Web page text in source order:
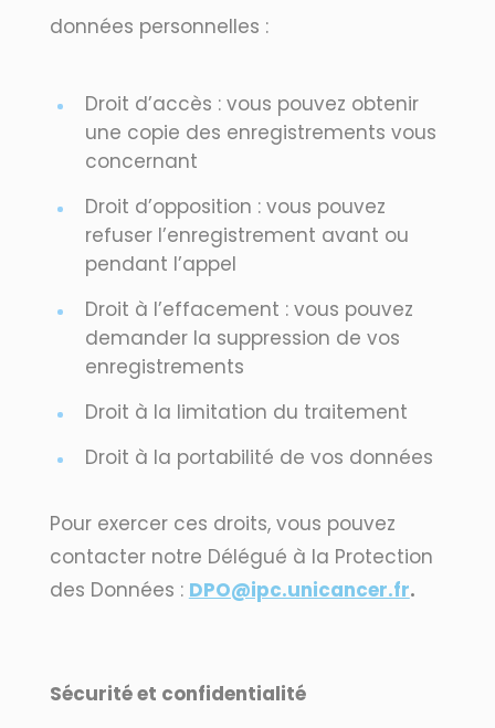
données personnelles :
Droit d’accès : vous pouvez obtenir
une copie des enregistrements vous
concernant
Droit d’opposition : vous pouvez
refuser l’enregistrement avant ou
pendant l’appel
Droit à l’effacement : vous pouvez
demander la suppression de vos
enregistrements
Droit à la limitation du traitement
Droit à la portabilité de vos données
Pour exercer ces droits, vous pouvez
contacter notre Délégué à la Protection
des Données : DPO@ipc.unicancer.fr.
Sécurité et confidentialité